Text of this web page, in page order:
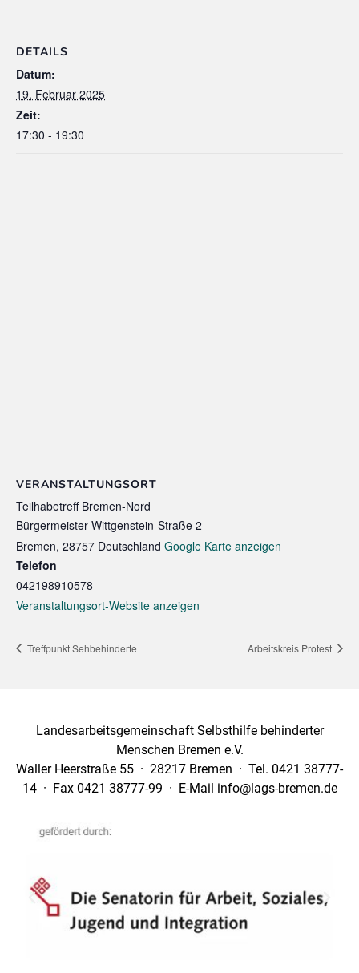
DETAILS
Datum:
19. Februar 2025
Zeit:
17:30 - 19:30
VERANSTALTUNGSORT
Teilhabetreff Bremen-Nord
Bürgermeister-Wittgenstein-Straße 2
Bremen, 28757 Deutschland Google Karte anzeigen
Telefon
042198910578
Veranstaltungsort-Website anzeigen
Treffpunkt Sehbehinderte Arbeitskreis Protest
Landesarbeitsgemeinschaft Selbsthilfe behinderter
Menschen Bremen e.V.
Waller Heerstraße 55 · 28217 Bremen · Tel. 0421 38777-
14 · Fax 0421 38777-99 · E-Mail info@lags-bremen.de